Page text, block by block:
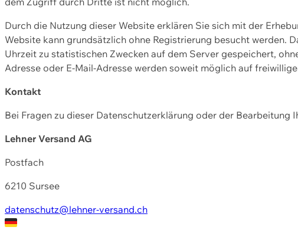
Durch die Nutzung dieser Website erklären Sie sich mit der
Website kann grundsätzlich ohne Registrierung besucht werden.
Uhrzeit zu statistischen Zwecken auf dem Server gespeichert,
Adresse oder E-Mail-Adresse werden soweit möglich auf
Kontakt
Bei Fragen zu dieser Datenschutzerklärung oder der
Lehner Versand AG
Postfach
6210 Sursee
datenschutz@lehner-versand.ch